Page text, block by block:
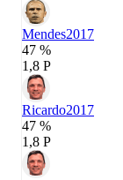
Mendes2017
47 %
1,8 P
Ricardo2017
47 %
1,8 P